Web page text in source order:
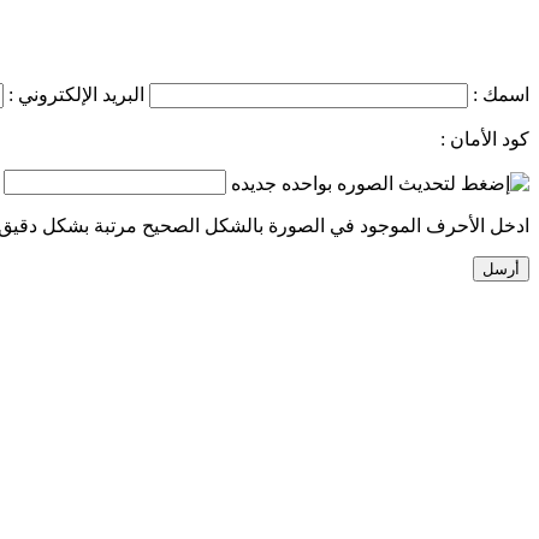
اسمك : البريد الإلكتروني :
كود الأمان :
ادخل الأحرف الموجود في الصورة بالشكل الصحيح مرتبة بشكل